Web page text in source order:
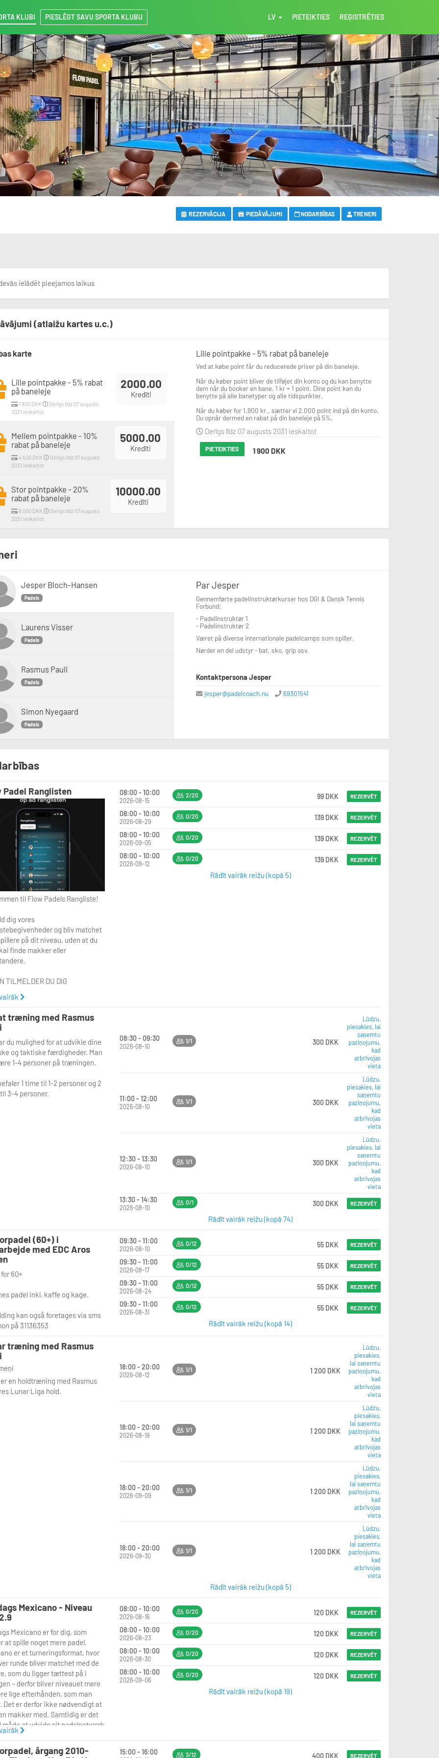
KLUBI PIESLĒGT SAVU SPORTA KLUBU LV PIETEIKTIES REĢISTRĒTIES
REZERVĀCIJA PIEDĀVĀJUMI NODARBĪBAS TRENERI
ielādēt pieejamos laikus
(atlaižu kartes u.c.)
karte
2000.00
Kredīti
Lille pointpakke - 5% rabat
på baneleje
1 900 DKK
Derīgs līdz 07 augusts
2031 ieskaitot
5000.00
Kredīti
Mellem pointpakke - 10%
rabat på baneleje
4 500 DKK
Derīgs līdz 07 augusts
2031 ieskaitot
10000.00
Kredīti
Stor pointpakke - 20%
rabat på baneleje
8 000 DKK
Derīgs līdz 07 augusts
2031 ieskaitot
Lille pointpakke - 5% rabat på baneleje
Ved at købe point får du reducerede priser på din baneleje.
Når du køber point bliver de tilføjet din konto og du kan benytte
dem når du booker en bane. 1 kr = 1 point. Dine point kan du
benytte på alle banetyper og alle tidspunkter.
Når du køber for 1.900 kr., sætter vi 2.000 point ind på din konto.
Du opnår dermed en rabat på din baneleje på 5%.
Derīgs līdz 07 augusts 2031 ieskaitot
PIETEIKTIES 1 900 DKK
Jesper Bloch-Hansen
Padels
Laurens Visser
Padels
Rasmus Pauli
Padels
Simon Nyegaard
Padels
Par Jesper
Gennemførte padelinstruktørkurser hos DGI & Dansk Tennis
Forbund:
- Padelinstruktør 1
- Padelinstruktør 2
Været på diverse internationale padelcamps som spiller.
Nørder en del udstyr - bat, sko, grip osv.
Kontaktpersona Jesper
jesper@padelcoach.nu 69301541
Padel Ranglisten
til Flow Padels Rangliste!
dig vores
og bliv matchet
på dit niveau, uden at du
finde makker eller
TILMELDER DU DIG
dig via en rangliste-aktivitet i
en e-mail med et link til
appen og en login-kode
appen i App Store eller
Play
ind med koden fra mailen
FORLØBER EVENTET
færdig, indtaster I resultatet i
– og får straks besked om næste
FUNGERER RANGLISTEN
er baseret på ELO-rating –
system som bruges i skak. Alle
på 1000 point.
kamp justeres din rating:
du, stiger den. Taber du, falder
meget den ændrer sig,
af dit eget niveau,
niveau, din makkers
og hvor klart kampen afgøres.
08:00 - 10:00
2026-08-15
2/20 99 DKK REZERVĒT
08:00 - 10:00
2026-08-29
0/20 139 DKK REZERVĒT
08:00 - 10:00
2026-09-05
0/20 139 DKK REZERVĒT
08:00 - 10:00
2026-09-12
0/20 139 DKK REZERVĒT
Rādīt vairāk reižu (kopā 5)
træning med Rasmus
du mulighed for at udvikle dine
og taktiske færdigheder. Man
1-4 personer på træningen.
1 time til 1-2 personer og 2
3-4 personer.
08:30 - 09:30
2026-08-10
1/1 300 DKK
Lūdzu,
piesakies, lai
saņemtu
paziņojumu,
kad
atbrīvojas
vieta
11:00 - 12:00
2026-08-10
1/1 300 DKK
Lūdzu,
piesakies, lai
saņemtu
paziņojumu,
kad
atbrīvojas
vieta
12:30 - 13:30
2026-08-10
1/1 300 DKK
Lūdzu,
piesakies, lai
saņemtu
paziņojumu,
kad
atbrīvojas
vieta
13:30 - 14:30
2026-08-10
0/1 300 DKK REZERVĒT
Rādīt vairāk reižu (kopā 74)
(60+) i
med EDC Aros
60+
padel inkl. kaffe og kage.
kan også foretages via sms
på 31136353
09:30 - 11:00
2026-08-10
0/12 55 DKK REZERVĒT
09:30 - 11:00
2026-08-17
0/12 55 DKK REZERVĒT
09:30 - 11:00
2026-08-24
0/12 55 DKK REZERVĒT
09:30 - 11:00
2026-08-31
0/12 55 DKK REZERVĒT
Rādīt vairāk reižu (kopā 14)
træning med Rasmus
en holdtræning med Rasmus
Lunar Liga hold.
18:00 - 20:00
2026-08-12
1/1 1 200 DKK
Lūdzu,
piesakies,
lai saņemtu
paziņojumu,
kad
atbrīvojas
vieta
18:00 - 20:00
2026-08-19
1/1 1 200 DKK
Lūdzu,
piesakies,
lai saņemtu
paziņojumu,
kad
atbrīvojas
vieta
18:00 - 20:00
2026-09-09
1/1 1 200 DKK
Lūdzu,
piesakies,
lai saņemtu
paziņojumu,
kad
atbrīvojas
vieta
18:00 - 20:00
2026-09-30
1/1 1 200 DKK
Lūdzu,
piesakies,
lai saņemtu
paziņojumu,
kad
atbrīvojas
vieta
Rādīt vairāk reižu (kopā 5)
Mexicano - Niveau
Mexicano er for dig, som
at spille noget mere padel.
er et turneringsformat, hvor
runde bliver matchet med de
som du ligger tættest på i
– derfor bliver niveauet mere
lige efterhånden, som man
Det er derfor ikke nødvendigt at
makker med. Samtidig er det
måde at udvide sit padelnetværk
i tvivl om dit niveau, så tjek vores
i vores makkerbørs:
08:00 - 10:00
2026-08-16
0/20 120 DKK REZERVĒT
08:00 - 10:00
2026-08-23
0/20 120 DKK REZERVĒT
08:00 - 10:00
2026-08-30
0/20 120 DKK REZERVĒT
08:00 - 10:00
2026-09-06
0/20 120 DKK REZERVĒT
Rādīt vairāk reižu (kopā 19)
årgang 2010-
15:00 - 16:00 3/12 400 DKK REZERVĒT